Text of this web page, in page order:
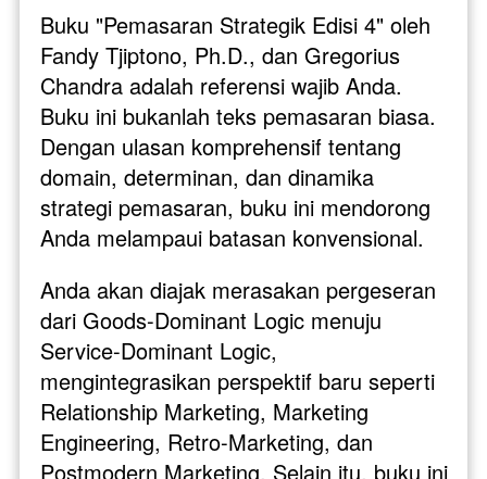
Buku "Pemasaran Strategik Edisi 4" oleh
Fandy Tjiptono, Ph.D., dan Gregorius
Chandra adalah referensi wajib Anda.
Buku ini bukanlah teks pemasaran biasa.
Dengan ulasan komprehensif tentang
domain, determinan, dan dinamika
strategi pemasaran, buku ini mendorong
Anda melampaui batasan konvensional.
Anda akan diajak merasakan pergeseran
dari Goods-Dominant Logic menuju
Service-Dominant Logic,
mengintegrasikan perspektif baru seperti
Relationship Marketing, Marketing
Engineering, Retro-Marketing, dan
Postmodern Marketing. Selain itu, buku ini